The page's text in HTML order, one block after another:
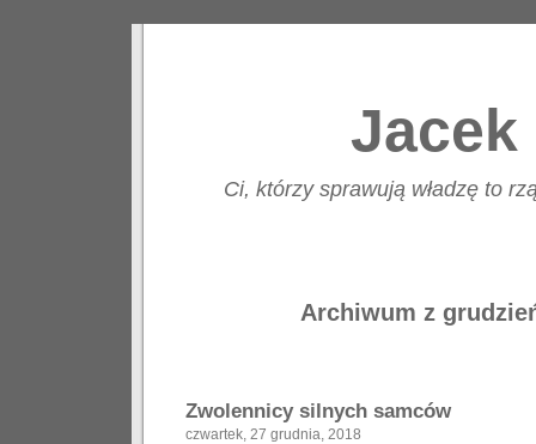
Ci, którzy sprawują władzę to
Archiwum z
Zwolennicy silnych samców
czwartek, 27 grudnia, 2018